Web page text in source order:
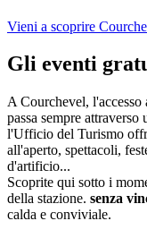
Vieni a scoprire
Gli eventi
A Courchevel,
passa sempre
l'Ufficio del Turismo
all'aperto, spettacoli,
d'artificio...
Scoprite qui sotto i
della stazione. senza
calda e conviviale.